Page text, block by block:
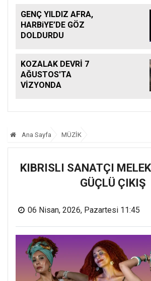
GENÇ YILDIZ AFRA,
HARBiYE’DE GÖZ
DOLDURDU
KOZALAK DEVRİ 7
AĞUSTOS'TA
VİZYONDA
Ana Sayfa MÜZİK
KIBRISLI SANATÇI MELEK
GÜÇLÜ ÇIKIŞ
06 Nisan, 2026, Pazartesi 11:45